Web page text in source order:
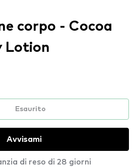
corpo - Cocoa
Lotion
Esaurito
Avvisami
di reso di 28 giorni